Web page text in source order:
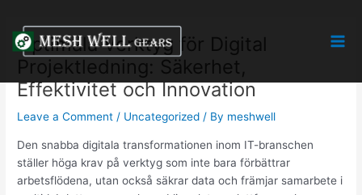
content
Optimala Verktyg för Digital
Projektledning: Säkerhet,
Effektivitet och Innovation
Leave a Comment / Uncategorized / By meshwell
Den snabba digitala transformationen inom IT-branschen
ställer höga krav på verktyg som inte bara förbättrar
arbetsflödena, utan också säkrar data och främjar samarbete i
navigation